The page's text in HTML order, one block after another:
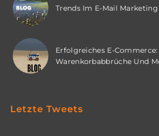
Trends Im E-Mail Marketing
Erfolgreiches E-
Warenkorbabbrüche Und
Letzte Tweets